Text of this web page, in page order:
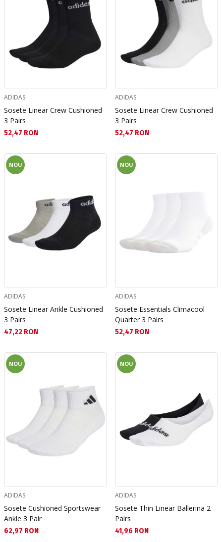
ADIDAS
Sosete Linear Crew Cushioned
3 Pairs
Текуща цена:
52,47 RON
ADIDAS
Sosete Linear Crew Cushioned
3 Pairs
Текуща цена:
52,47 RON
NOU
ADIDAS
Sosete Linear Ankle Cushioned
3 Pairs
Текуща цена:
47,22 RON
NOU
ADIDAS
Sosete Essentials Climacool
Quarter 3 Pairs
Текуща цена:
52,47 RON
NOU
ADIDAS
Sosete Cushioned Sportswear
Ankle 3 Pair
Текуща цена:
62,97 RON
NOU
ADIDAS
Sosete Thin Linear Ballerina 2
Pairs
Текуща цена:
41,96 RON